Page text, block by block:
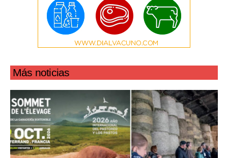
Más noticias